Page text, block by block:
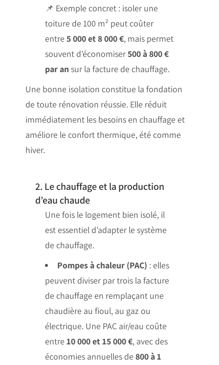
📌 Exemple concret : isoler une
toiture de 100 m² peut coûter
entre5 000 et 8 000 €, mais permet
souvent d’économiser500 à 800 €
par an sur la facture de chauffage.
Une bonne isolation constitue la fondation
de toute rénovation réussie. Elle réduit
immédiatement les besoins en chauffage et
améliore le confort thermique, été comme
hiver.
2. Le chauffage et la production
d’eau chaude
Une fois le logement bien isolé, il
est essentiel d’adapter le système
de chauffage.
Pompes à chaleur (PAC) : elles
peuvent diviser par trois la facture
de chauffage en remplaçant une
chaudière au fioul, au gaz ou
électrique. Une PAC air/eau coûte
entre10 000 et 15 000 €, avec des
économies annuelles de800 à 1